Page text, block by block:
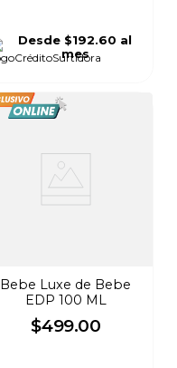
Desde $192.60 al
mes
Bebe Luxe de Bebe
EDP 100 ML
$499.00